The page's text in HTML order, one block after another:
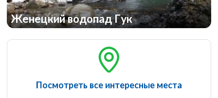
Женецкий водопад Гук
Посмотреть все интересные места